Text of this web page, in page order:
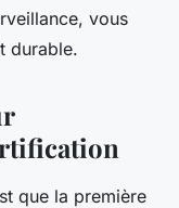
vous
durable.
que la première